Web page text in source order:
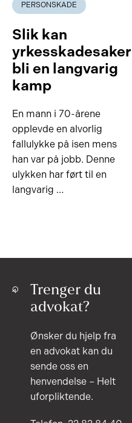
PERSONSKADE
Slik kan
yrkesskadesaker
bli en langvarig
kamp
En mann i 70-årene
opplevde en alvorlig
fallulykke på isen mens
han var på jobb. Denne
ulykken har ført til en
langvarig …
Trenger du
advokat?
Ønsker du hjelp fra
en advokat kan du
sende oss en
henvendelse – Helt
uforpliktende.